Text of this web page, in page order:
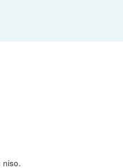
niso.